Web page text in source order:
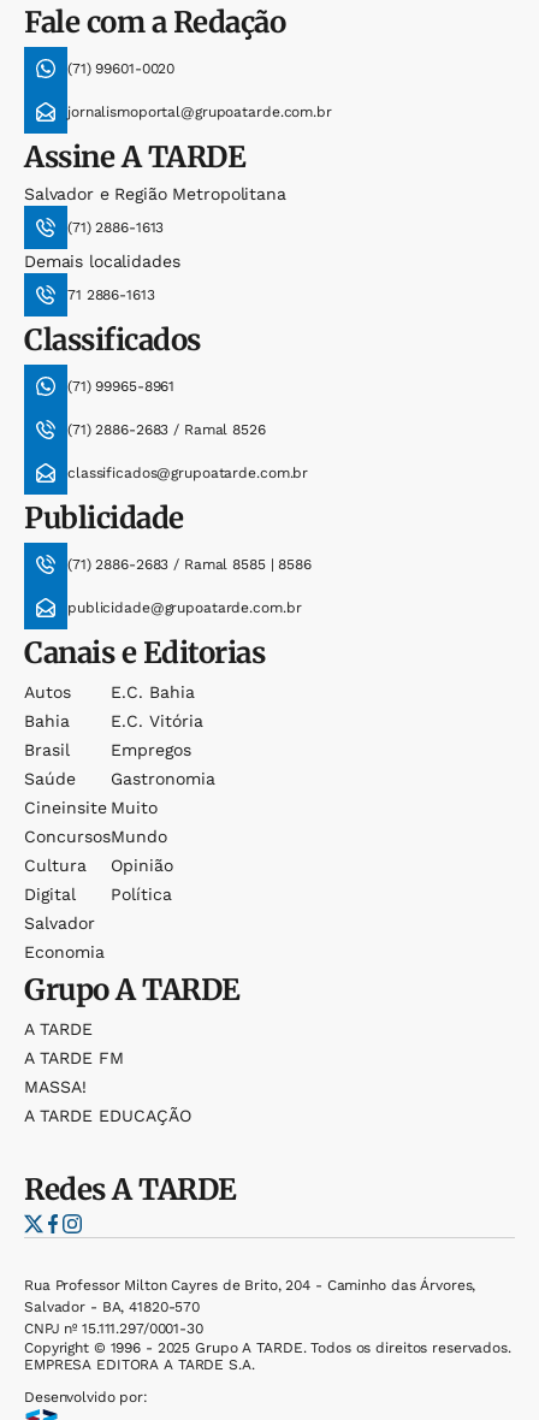
Fale com a Redação
(71) 99601-0020
jornalismoportal@grupoatarde.com.br
AssineA TARDE
Salvador e Região Metropolitana
(71) 2886-1613
Demais localidades
71 2886-1613
Classificados
(71) 99965-8961
(71) 2886-2683 / Ramal 8526
classificados@grupoatarde.com.br
Publicidade
(71) 2886-2683 / Ramal 8585 | 8586
publicidade@grupoatarde.com.br
Canais e Editorias
Autos
Bahia
Brasil
Saúde
Cineinsite
Concursos
Cultura
Digital
Salvador
Economia
E.c. Bahia
E.c. Vitória
Empregos
Gastronomia
Muito
Mundo
Opinião
Política
GrupoA TARDE
A TARDE
A TARDE FM
MASSA!
A TARDE EDUCAÇÃO
RedesA TARDE
Rua Professor Milton Cayres de Brito, 204 - Caminho das Árvores,
Salvador - BA, 41820-570
CNPJ nº 15.111.297/0001-30
Copyright © 1996 - 2025 Grupo A TARDE. Todos os direitos reservados.
EMPRESA EDITORA A TARDE S.A.
Desenvolvido por: